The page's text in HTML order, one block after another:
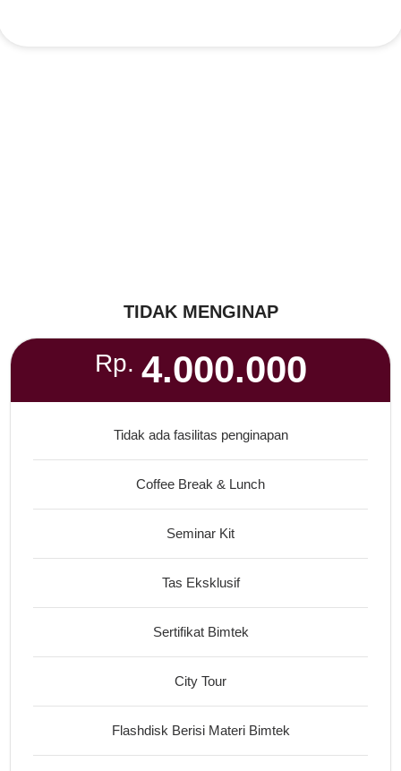
TIDAK MENGINAP
Rp. 4.000.000
Tidak ada fasilitas penginapan
Coffee Break & Lunch
Seminar Kit
Tas Eksklusif
Sertifikat Bimtek
City Tour
Flashdisk Berisi Materi Bimtek